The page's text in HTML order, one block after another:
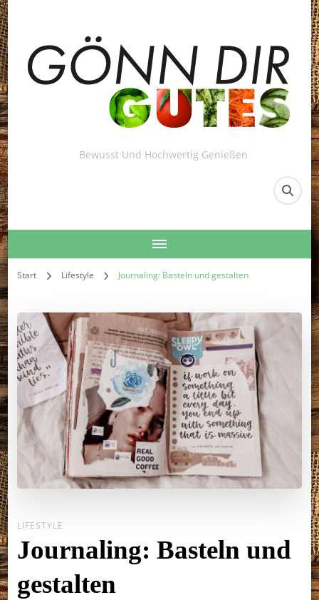
Bewusst Und Hochwertig Genießen
Start Lifestyle Journaling: Basteln und gestalten
LIFESTYLE
Journaling: Basteln und
gestalten